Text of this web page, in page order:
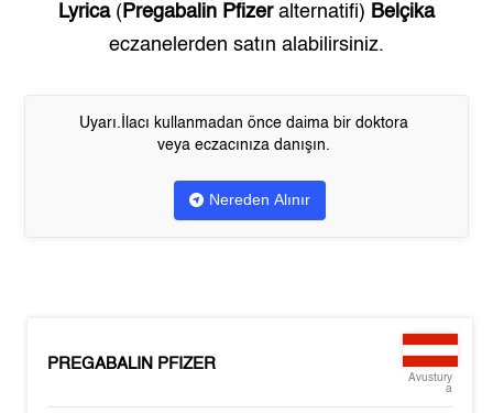
Lyrica( Pregabalin Pfizeralternatifi) Belçika
eczanelerden satın alabilirsiniz.
Uyarı.İlacı kullanmadan önce daima bir doktora
veya eczacınıza danışın.
Nereden Alınır
PREGABALIN PFIZER
Avustury
a